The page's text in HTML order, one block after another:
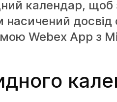
календар, щоб
досвід
Webex App з